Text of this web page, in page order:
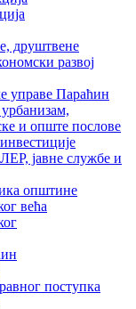
друштвене
развој
управе Параћин
и опште послове
јавне службе и
општине
већа
поступка